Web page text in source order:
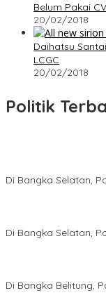
Belum Pakai
20/02/2018
Daihatsu
LCGC
20/02/2018
Politik
Di Bangka Selatan,
Di Bangka Selatan,
Di Bangka Belitung,